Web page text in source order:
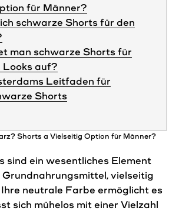
für Männer?
schwarze Shorts für den
man schwarze Shorts für
Looks auf?
Leitfaden für
Shorts
Shorts a Vielseitig Option für Männer?
sind ein wesentliches Element
Grundnahrungsmittel, vielseitig
Ihre neutrale Farbe ermöglicht es
sich mühelos mit einer Vielzahl